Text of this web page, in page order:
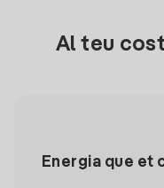
Al teu
Energia que et